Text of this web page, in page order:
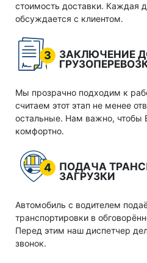
стоимость доставки. Каждая
обсуждается с клиентом.
3
ЗАКЛЮЧЕНИЕ
Мы прозрачно подходим к
считаем этот этап не менее
остальные. Нам важно, чтобы
комфортно.
4
ПОДАЧА
ЗАГРУЗКИ
Автомобиль с водителем
транспортировки в
Перед этим наш диспетчер
звонок.